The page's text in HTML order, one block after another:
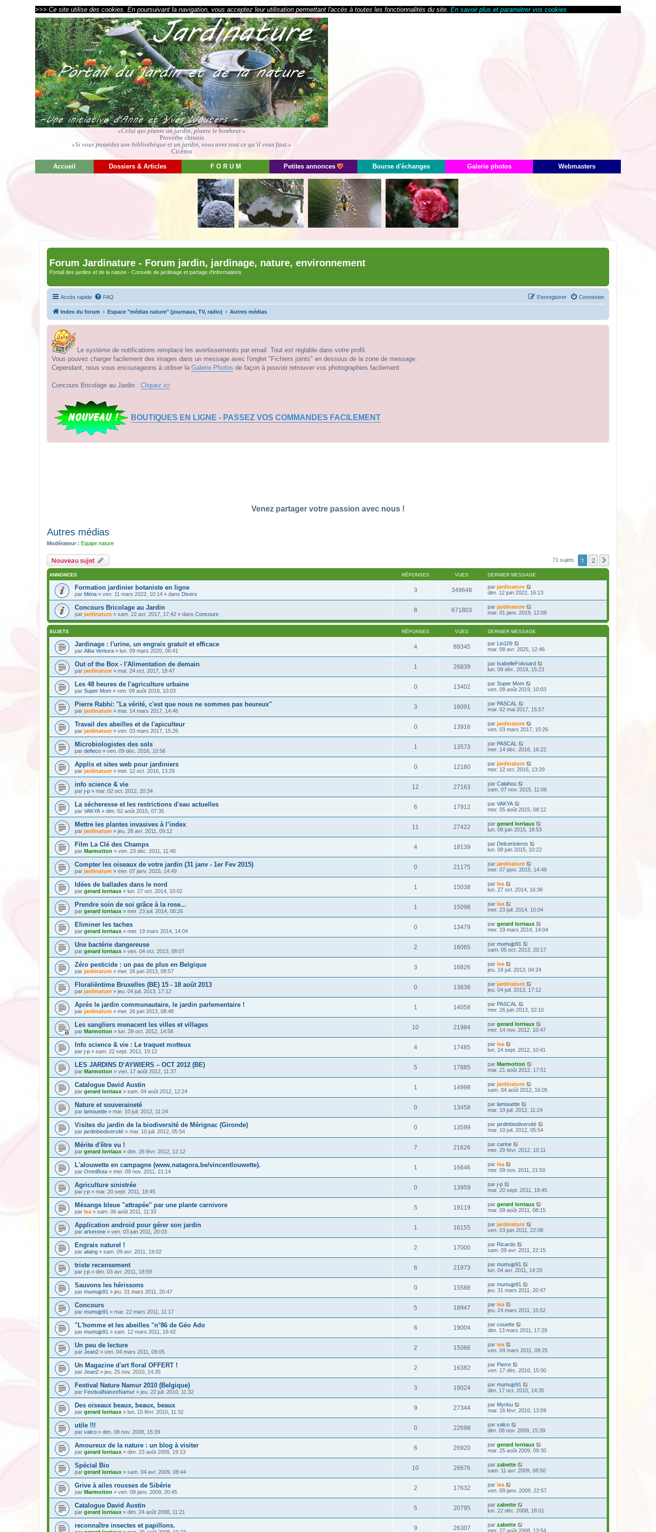
>>> Ce site utilise des cookies. En poursuivant la navigation, vous acceptez leur utilisation permettant l'accès à toutes les fonctionnalités du site. En savoir plus et paramétrer vos cookies
«Celui qui plante un jardin, plante le bonheur.»
Proverbe chinois
«Si vous possédez une bibliothèque et un jardin, vous avez tout ce qu’il vous faut.»
Cicéron
Accueil Dossiers & Articles F O R U M Petites annonces Bourse d'échanges Galerie photos Webmasters
Forum Jardinature - Forum jardin, jardinage, nature, environnement
Portail des jardins et de la nature - Conseils de jardinage et partage d'informations
Accès rapide FAQ Connexion
S’enregistrer
Index du forum Espace "médias nature" (journaux, TV, radio) Autres médias
Le système de notifications remplace les avertissements par email. Tout est réglable dans votre profil.
Vous pouvez charger facilement des images dans un message avec l'onglet "Fichiers joints" en dessous de la zone de message.
Cependant, nous vous encourageons à utiliser la Galerie Photos de façon à pouvoir retrouver vos photographies facilement.
Concours Bricolage au Jardin : Cliquez ici
BOUTIQUES EN LIGNE - PASSEZ VOS COMMANDES FACILEMENT
Venez partager votre passion avec nous !
Autres médias
Modérateur : Equipe nature
Nouveau sujet 71 sujets 1 2
ANNONCES RÉPONSES VUES DERNIER MESSAGE
Formation jardinier botaniste en ligne
par Mima » ven. 11 mars 2022, 10:14 » dans Divers
3 349648 par jardinature
dim. 12 juin 2022, 16:13
Concours Bricolage au Jardin
par jardinature » sam. 22 avr. 2017, 17:42 » dans Concours
8 671803 par jardinature
mar. 01 janv. 2019, 12:09
SUJETS RÉPONSES VUES DERNIER MESSAGE
Jardinage : l'urine, un engrais gratuit et efficace
par Alba Ventura » lun. 09 mars 2020, 06:41
4 89345 par Lin109
mar. 08 avr. 2025, 12:46
Out of the Box - l'Alimentation de demain
par jardinature » mar. 24 oct. 2017, 19:47
1 26839 par IsabelleFoissard
lun. 09 déc. 2019, 15:23
Les 48 heures de l'agriculture urbaine
par Super Mom » ven. 09 août 2019, 10:03
0 13402 par Super Mom
ven. 09 août 2019, 10:03
Pierre Rabhi: "La vérité, c'est que nous ne sommes pas heureux"
par jardinature » mar. 14 mars 2017, 14:46
3 16091 par PASCAL
mar. 02 mai 2017, 15:57
Travail des abeilles et de l'apiculteur
par jardinature » ven. 03 mars 2017, 15:26
0 13916 par jardinature
ven. 03 mars 2017, 15:26
Microbiologistes des sols
par defieco » ven. 09 déc. 2016, 10:56
1 13573 par PASCAL
mer. 14 déc. 2016, 16:22
Applis et sites web pour jardiniers
par jardinature » mer. 12 oct. 2016, 13:29
0 12180 par jardinature
mer. 12 oct. 2016, 13:29
info science & vie
par j-p » mar. 02 oct. 2012, 20:34
12 27163 par Calahou
sam. 07 nov. 2015, 11:06
La sécheresse et les restrictions d'eau actuelles
par VAKYA » dim. 02 août 2015, 07:35
6 17912 par VAKYA
mer. 05 août 2015, 08:12
Mettre les plantes invasives à l’index
par jardinature » jeu. 28 avr. 2011, 09:12
11 27422 par gerard lorriaux
lun. 08 juin 2015, 18:53
Film La Clé des Champs
par Marmotton » ven. 23 déc. 2011, 11:40
4 18139 par Delcerisieros
lun. 08 juin 2015, 10:22
Compter les oiseaux de votre jardin (31 janv - 1er Fev 2015)
par jardinature » mer. 07 janv. 2015, 14:49
0 21175 par jardinature
mer. 07 janv. 2015, 14:49
Idées de ballades dans le nord
par gerard lorriaux » lun. 27 oct. 2014, 10:02
1 15038 par lea
lun. 27 oct. 2014, 16:36
Prendre soin de soi grâce à la rose...
par gerard lorriaux » mer. 23 juil. 2014, 08:26
1 15098 par lea
mer. 23 juil. 2014, 10:04
Eliminer les taches
par gerard lorriaux » mer. 19 mars 2014, 14:04
0 13479 par gerard lorriaux
mer. 19 mars 2014, 14:04
Une bactérie dangereuse
par gerard lorriaux » ven. 04 oct. 2013, 08:07
2 16065 par mumujp91
sam. 05 oct. 2013, 20:17
Zéro pesticide : un pas de plus en Belgique
par jardinature » mer. 26 juin 2013, 08:57
3 16826 par lea
jeu. 18 juil. 2013, 04:24
Floraliëntime Bruxelles (BE) 15 - 18 août 2013
par jardinature » jeu. 04 juil. 2013, 17:12
0 13636 par jardinature
jeu. 04 juil. 2013, 17:12
Après le jardin communautaire, le jardin parlementaire !
par jardinature » mer. 26 juin 2013, 08:48
1 14058 par PASCAL
mer. 26 juin 2013, 10:10
Les sangliers menacent les villes et villages
par Marmotton » lun. 29 oct. 2012, 14:58
10 21984 par gerard lorriaux
mer. 14 nov. 2012, 10:47
Info science & vie : Le traquet motteux
par j-p » sam. 22 sept. 2012, 19:12
4 17485 par lea
lun. 24 sept. 2012, 10:41
LES JARDINS D’AYWIERS – OCT 2012 (BE)
par Marmotton » ven. 17 août 2012, 11:37
5 17885 par Marmotton
mar. 21 août 2012, 17:51
Catalogue David Austin
par gerard lorriaux » sam. 04 août 2012, 12:24
1 14998 par jardinature
sam. 04 août 2012, 16:05
Nature et souveraineté
par lamouette » mar. 10 juil. 2012, 11:24
0 13458 par lamouette
mar. 10 juil. 2012, 11:24
Visites du jardin de la biodiversité de Mérignac (Gironde)
par jardinbiodiversité » mar. 10 juil. 2012, 05:54
0 13599 par jardinbiodiversité
mar. 10 juil. 2012, 05:54
Mérite d'être vu !
par gerard lorriaux » dim. 26 févr. 2012, 12:12
7 21626 par carine
mer. 29 févr. 2012, 10:11
L'alouwette en campagne (www.natagora.be/vincentlouwette).
par OmniBota » mer. 09 nov. 2011, 21:14
1 16646 par lea
mer. 09 nov. 2011, 21:50
Agriculture sinistrée
par j-p » mar. 20 sept. 2011, 18:45
0 13959 par j-p
mar. 20 sept. 2011, 18:45
Mésange bleue "attrapée" par une plante carnivore
par lea » sam. 06 août 2011, 11:33
5 19119 par gerard lorriaux
mar. 09 août 2011, 08:15
Application android pour gérer son jardin
par arkerone » ven. 03 juin 2011, 20:03
1 16155 par jardinature
ven. 03 juin 2011, 22:08
Engrais naturel !
par alaing » sam. 09 avr. 2011, 19:02
2 17000 par Ricardo
sam. 09 avr. 2011, 22:15
triste recensement
par j-p » dim. 03 avr. 2011, 18:59
6 21973 par mumujp91
lun. 04 avr. 2011, 14:20
Sauvons les hérissons
par mumujp91 » jeu. 31 mars 2011, 20:47
0 15588 par mumujp91
jeu. 31 mars 2011, 20:47
Concours
par mumujp91 » mar. 22 mars 2011, 11:17
5 18947 par lea
jeu. 24 mars 2011, 15:52
"L'homme et les abeilles "n°86 de Géo Ado
par mumujp91 » sam. 12 mars 2011, 16:42
6 19004 par couette
dim. 13 mars 2011, 17:29
Un peu de lecture
par Jean2 » ven. 04 mars 2011, 09:05
2 15066 par lea
ven. 04 mars 2011, 09:25
Un Magazine d'art floral OFFERT !
par Jean2 » jeu. 25 nov. 2010, 14:35
2 16382 par Pierre
ven. 17 déc. 2010, 15:00
Festival Nature Namur 2010 (Belgique)
par FestivalNatureNamur » jeu. 22 juil. 2010, 11:32
3 19024 par mumujp91
dim. 17 oct. 2010, 14:35
Des oiseaux beaux, beaux, beaux
par gerard lorriaux » lun. 15 févr. 2010, 11:32
9 27344 par Myrlou
mar. 16 févr. 2010, 13:59
utile !!!
par valco » dim. 08 nov. 2009, 15:39
0 22698 par valco
dim. 08 nov. 2009, 15:39
Amoureux de la nature : un blog à visiter
par gerard lorriaux » dim. 23 août 2009, 19:13
6 26920 par gerard lorriaux
mar. 25 août 2009, 09:30
Spécial Bio
par gerard lorriaux » sam. 04 avr. 2009, 08:44
10 26676 par zabette
sam. 11 avr. 2009, 08:50
Grive à ailes rousses de Sibérie
par Marmotton » ven. 09 janv. 2009, 20:45
2 17632 par lea
ven. 09 janv. 2009, 22:57
Catalogue David Austin
par gerard lorriaux » dim. 24 août 2008, 11:21
5 20795 par zabette
lun. 22 déc. 2008, 18:01
reconnaître insectes et papillons. 9 26307 par zabette
mer. 27 août 2008, 13:54